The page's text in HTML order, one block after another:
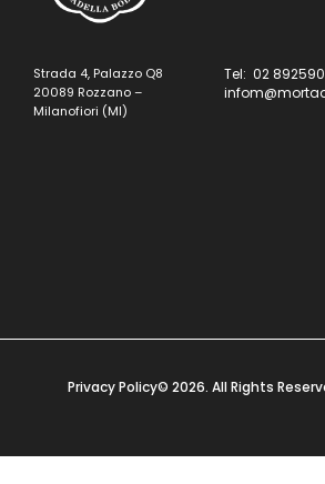
Strada 4, Palazzo Q8
20089 Rozzano –
Milanofiori (MI)
Tel: 02
Privacy Policy© 2026. All Rights